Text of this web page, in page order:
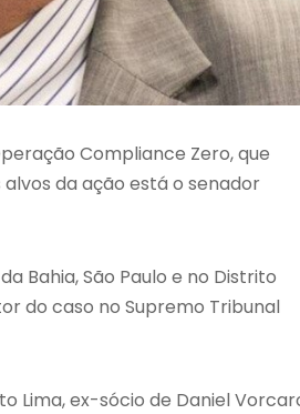
Compliance Zero, que
da ação está o senador
Bahia, São Paulo e no Distrito
do caso no Supremo Tribunal
Lima, ex-sócio de Daniel